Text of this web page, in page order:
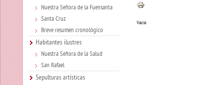
Nuestra Señora de la Fuensanta
Santa Cruz
Breve resumen cronológico
Habitantes ilustres
Nuestra Señora de la Salud
San Rafael
Sepulturas artísticas
Vacio